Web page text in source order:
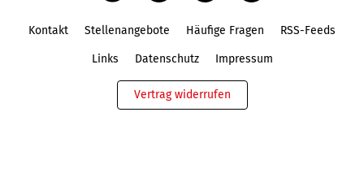
Kontakt Stellenangebote Häufige Fragen RSS-Feeds
Links Datenschutz Impressum
Vertrag widerrufen